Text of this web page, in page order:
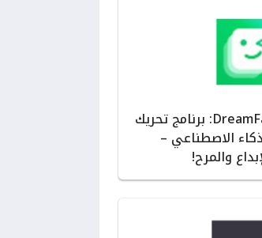
مراجعة تطبيق DreamFace: برنامج تحريك
الاصطناعي –
والمرح!